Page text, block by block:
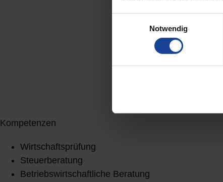
Notwendig
Kompetenzen
Wirtschaftsprüfung
Steuerberatung
Betriebswirtschaftliche Beratung